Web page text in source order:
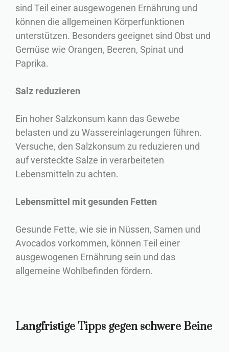
sind Teil einer ausgewogenen Ernährung und
können die allgemeinen Körperfunktionen
unterstützen. Besonders geeignet sind Obst und
Gemüse wie Orangen, Beeren, Spinat und
Paprika.
Salz reduzieren
Ein hoher Salzkonsum kann das Gewebe
belasten und zu Wassereinlagerungen führen.
Versuche, den Salzkonsum zu reduzieren und
auf versteckte Salze in verarbeiteten
Lebensmitteln zu achten.
Lebensmittel mit gesunden Fetten
Gesunde Fette, wie sie in Nüssen, Samen und
Avocados vorkommen, können Teil einer
ausgewogenen Ernährung sein und das
allgemeine Wohlbefinden fördern.
Langfristige Tipps gegen schwere Beine